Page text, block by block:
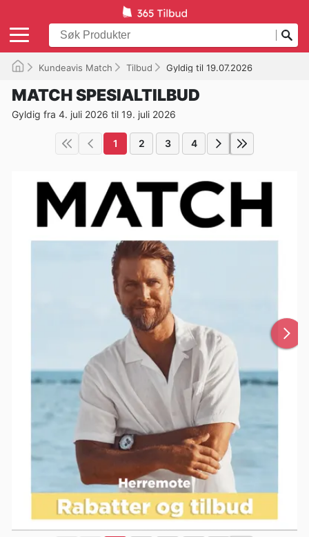
Kundeavis Match Tilbud Gyldig til 19.07.2026
MATCH SPESIALTILBUD
Gyldig fra 4. juli 2026 til 19. juli 2026
1 2 3 4